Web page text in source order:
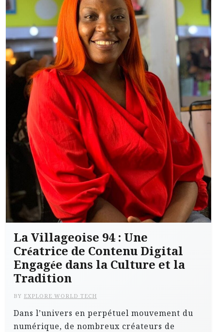
La Villageoise 94 : Une
Créatrice de Contenu Digital
Engagée dans la Culture et la
Tradition
BY EXPLORE WORLD TECH
Dans l’univers en perpétuel mouvement du
numérique, de nombreux créateurs de